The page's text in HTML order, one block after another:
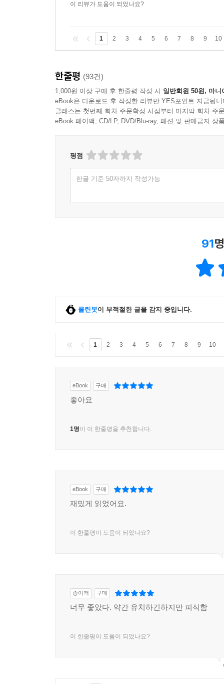
이 리뷰가 도움이 되었나요?
1 2 3 4 5 6 7 8 9 10
한줄평 (93건)
1,000원 이상 구매 후 한줄평 작성 시 일반회원 50원, 마니
eBook은 다운로드 후 작성한 리뷰만 YES포인트 지급됩니
클래스는 첫번째 회차 주문확정 시점부터 마지막 회차 주
eBook 페이백, CD/LP, DVD/Blu-ray, 패션 및 판매금지 상
평점
한글 기준 50자까지 작성가능
91
클린봇이 부적절한 글을 감지 중입니다.
1 2 3 4 5 6 7 8 9 10
eBook 구매
좋아요
1명이 이 한줄평을 추천합니다.
eBook 구매
재밌게 읽었어요.
이 한줄평이 도움이 되었나요?
종이책 구매
너무 좋았다. 약간 유치하긴하지만 피식함
이 한줄평이 도움이 되었나요?